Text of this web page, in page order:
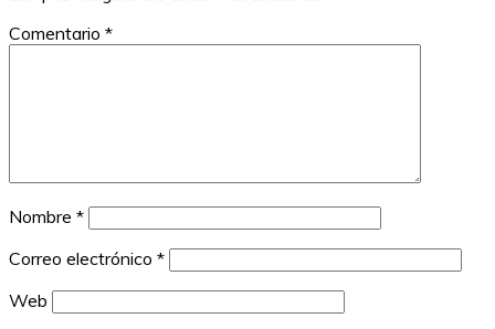
Comentario *
Nombre *
Correo electrónico *
Web